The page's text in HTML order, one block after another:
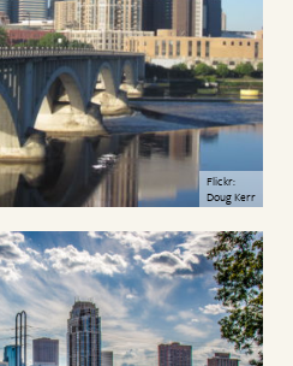
Flickr:
Doug Kerr